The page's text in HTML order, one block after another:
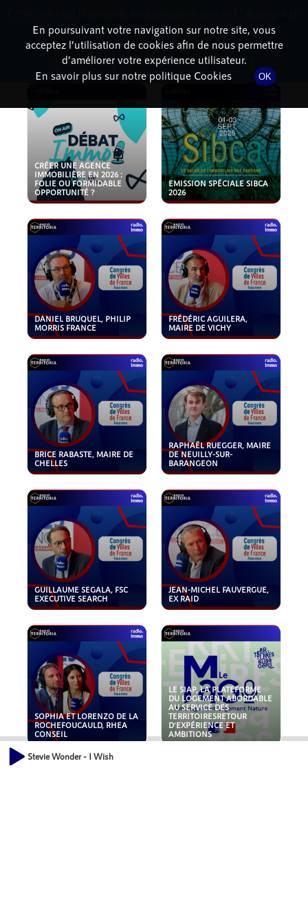
PODCASTS
CRÉER UNE AGENCE
IMMOBILIÈRE EN 2026 :
FOLIE OU FORMIDABLE
OPPORTUNITÉ ?
EMISSION SPÉCIALE SIBCA
2026
DANIEL BRUQUEL, PHILIP
MORRIS FRANCE
FRÉDÉRIC AGUILERA,
MAIRE DE VICHY
BRICE RABASTE, MAIRE DE
CHELLES
RAPHAËL RUEGGER, MAIRE
DE NEUILLY-SUR-
BARANGEON
GUILLAUME SEGALA, FSC
EXECUTIVE SEARCH
JEAN-MICHEL FAUVERGUE,
EX RAID
SOPHIA ET LORENZO DE LA
ROCHEFOUCAULD, RHEA
CONSEIL
LE SIAP, LA PLATEFORME
DU LOGEMENT ABORDABLE
AU SERVICE DES
TERRITOIRESRETOUR
D'EXPÉRIENCE ET
AMBITIONS
Stevie Wonder - I Wish
En poursuivant votre navigation sur notre site, vous
acceptez l’utilisation de cookies afin de nous permettre
d’améliorer votre expérience utilisateur.
En savoir plus sur notre politique Cookies
OK
dessous pour l'installer.
Non merci Télécharger l'application